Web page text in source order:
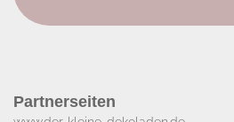
Partnerseiten